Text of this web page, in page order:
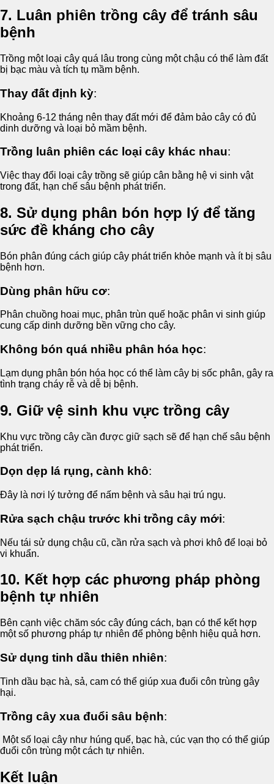
7. Luân phiên trồng cây để tránh sâu
bệnh
Trồng một loại cây quá lâu trong cùng một chậu có thể làm đất
bị bạc màu và tích tụ mầm bệnh.
Thay đất định kỳ:
Khoảng 6-12 tháng nên thay đất mới để đảm bảo cây có đủ
dinh dưỡng và loại bỏ mầm bệnh.
Trồng luân phiên các loại cây khác nhau:
Việc thay đổi loại cây trồng sẽ giúp cân bằng hệ vi sinh vật
trong đất, hạn chế sâu bệnh phát triển.
8. Sử dụng phân bón hợp lý để tăng
sức đề kháng cho cây
Bón phân đúng cách giúp cây phát triển khỏe mạnh và ít bị sâu
bệnh hơn.
Dùng phân hữu cơ:
Phân chuồng hoai mục, phân trùn quế hoặc phân vi sinh giúp
cung cấp dinh dưỡng bền vững cho cây.
Không bón quá nhiều phân hóa học:
Lạm dụng phân bón hóa học có thể làm cây bị sốc phân, gây ra
tình trạng cháy rễ và dễ bị bệnh.
9. Giữ vệ sinh khu vực trồng cây
Khu vực trồng cây cần được giữ sạch sẽ để hạn chế sâu bệnh
phát triển.
Dọn dẹp lá rụng, cành khô:
Đây là nơi lý tưởng để nấm bệnh và sâu hại trú ngụ.
Rửa sạch chậu trước khi trồng cây mới:
Nếu tái sử dụng chậu cũ, cần rửa sạch và phơi khô để loại bỏ
vi khuẩn.
10. Kết hợp các phương pháp phòng
bệnh tự nhiên
Bên cạnh việc chăm sóc cây đúng cách, bạn có thể kết hợp
một số phương pháp tự nhiên để phòng bệnh hiệu quả hơn.
Sử dụng tinh dầu thiên nhiên:
Tinh dầu bạc hà, sả, cam có thể giúp xua đuổi côn trùng gây
hại.
Trồng cây xua đuổi sâu bệnh:
Một số loại cây như húng quế, bạc hà, cúc vạn thọ có thể giúp
đuổi côn trùng một cách tự nhiên.
Kết luận